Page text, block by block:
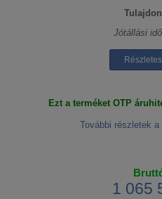
Jótállási
Ezt a terméket OTP
További részletek
1 065